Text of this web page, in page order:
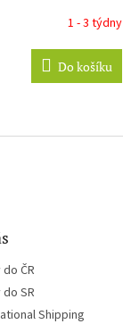
1 - 3 týdny
Do košíku
ČR
SR
Shipping